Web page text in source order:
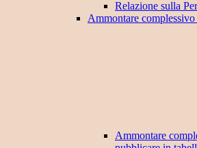
Relazione sulla
Ammontare
Ammontare